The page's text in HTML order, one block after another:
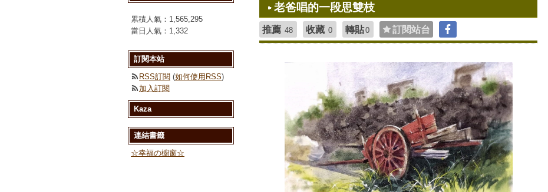
老爸唱的一段思雙枝
推薦 48 收藏 0 轉貼0 訂閱站台
累積人氣： 1,565,295
當日人氣： 1,332
訂閱本站
RSS訂閱 (如何使用RSS)
加入訂閱
Kaza
連結書籤
☆幸福の櫥窗☆